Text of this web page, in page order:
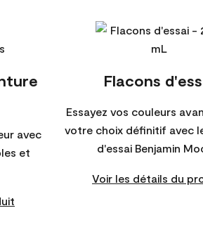
avec
et
Flacons
Essayez vos couleurs
votre choix définitif avec
d'essai Benjamin
Voir les détails du